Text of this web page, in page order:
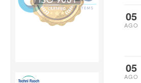
05
AGO
05
AGO